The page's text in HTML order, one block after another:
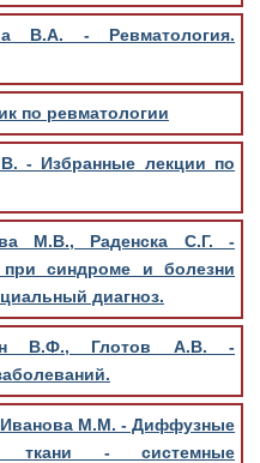
В.А. - Ревматология.
по ревматологии
- Избранные лекции по
М.В., Раденска С.Г. -
синдроме и болезни
диагноз.
В.Ф., Глотов А.В. -
Иванова М.М. - Диффузные
ткани - системные